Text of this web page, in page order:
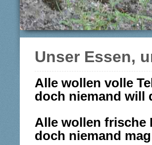
Unser Essen,
Alle wollen volle
doch niemand will
Alle wollen frische
doch niemand